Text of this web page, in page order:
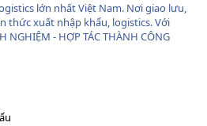
lớn nhất Việt Nam. Nơi giao lưu,
thức xuất nhập khẩu, logistics. Với
NGHIỆM - HỢP TÁC THÀNH CÔNG